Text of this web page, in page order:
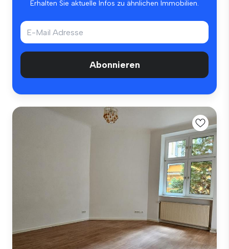
Erhalten Sie aktuelle Infos zu ähnlichen Immobilien.
Abonnieren